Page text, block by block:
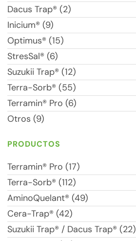
Dacus Trap® (2)
Inicium® (9)
Optimus® (15)
StresSal® (6)
Suzukii Trap® (12)
Terra-Sorb® (55)
Terramin® Pro (6)
Otros (9)
PRODUCTOS
Terramin® Pro (17)
Terra-Sorb® (112)
AminoQuelant® (49)
Cera-Trap® (42)
Suzukii Trap® / Dacus Trap® (22)